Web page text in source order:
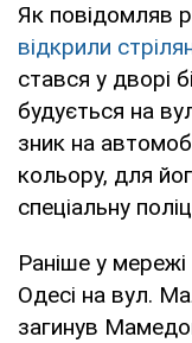
Як повідомляв
відкрили
стався у дворі
будується на
зник на
кольору, для
спеціальну
Раніше у мережі
Одесі на вул.
загинув